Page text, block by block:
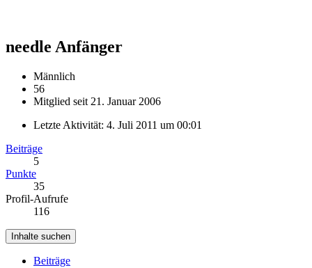
needle Anfänger
Männlich
56
Mitglied seit 21. Januar 2006
Letzte Aktivität: 4. Juli 2011 um 00:01
Beiträge
5
Punkte
35
Profil-Aufrufe
116
Inhalte suchen
Beiträge